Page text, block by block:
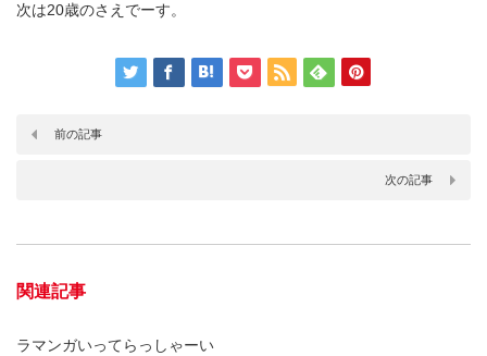
次は20歳のさえでーす。
前の記事
次の記事
関連記事
ラマンガいってらっしゃーい